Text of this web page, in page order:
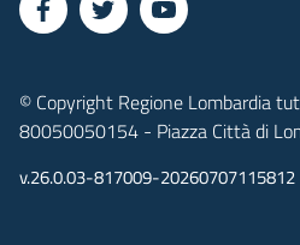
© Copyright Regione Lombardia
80050050154 - Piazza Città di
v.26.0.03-817009-20260707115812